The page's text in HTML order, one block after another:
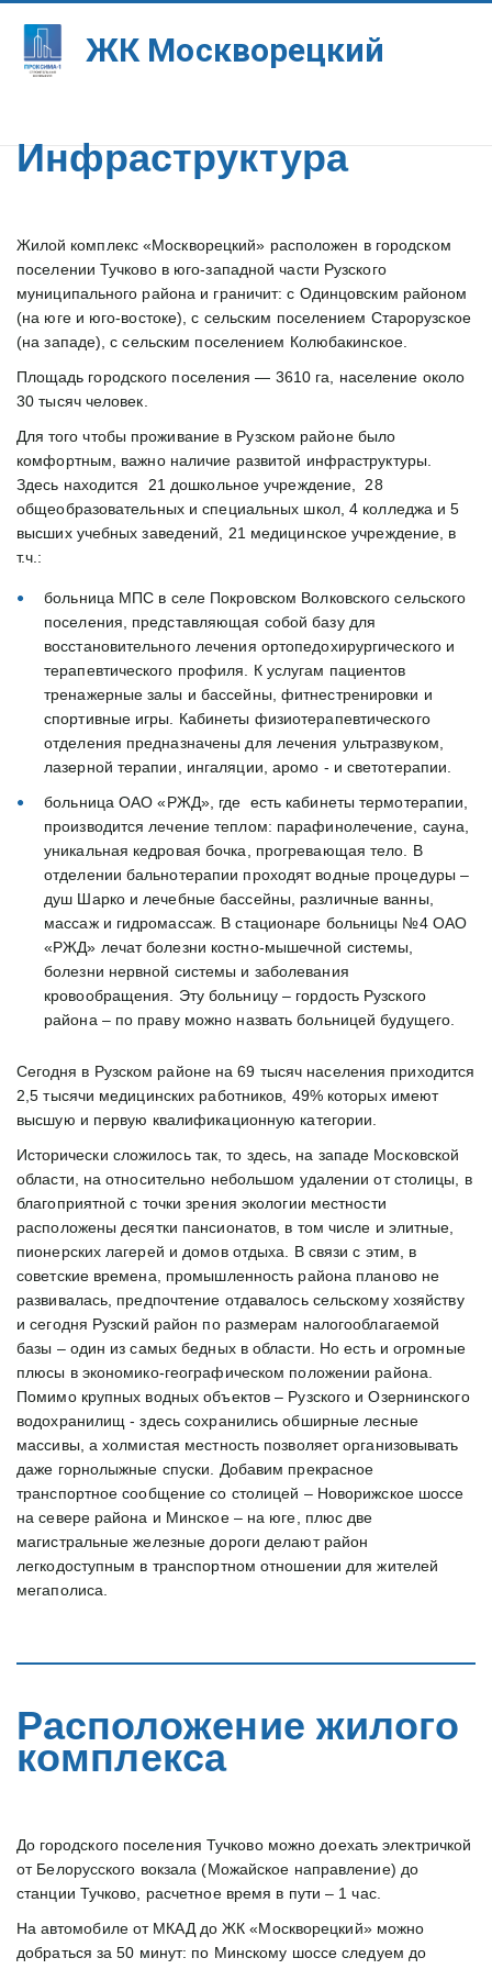
ЖК Москворе­­­­цкий
Инфраструктура
Жилой комплекс «Москворецкий» расположен в городском
поселении Тучково в юго-западной части Рузского
муниципального района и граничит: с Одинцовским районом
(на юге и юго-востоке), с сельским поселением Старорузское
(на западе), с сельским поселением Колюбакинское.
Площадь городского поселения — 3610 га, население около
30 тысяч человек.
Для того чтобы проживание в Рузском районе было
комфортным, важно наличие развитой инфраструктуры.
Здесь находится  21 дошкольное учреждение,  28
общеобразовательных и специальных школ, 4 колледжа и 5
высших учебных заведений, 21 медицинское учреждение, в
т.ч.:
больница МПС в селе Покровском Волковского сельского
поселения, представляющая собой базу для
восстановительного лечения ортопедохирургического и
терапевтического профиля. К услугам пациентов
тренажерные залы и бассейны, фитнестренировки и
спортивные игры. Кабинеты физиотерапевтического
отделения предназначены для лечения ультразвуком,
лазерной терапии, ингаляции, аромо - и светотерапии.
больница ОАО «РЖД», где  есть кабинеты термотерапии,
производится лечение теплом: парафинолечение, сауна,
уникальная кедровая бочка, прогревающая тело. В
отделении бальнотерапии проходят водные процедуры –
душ Шарко и лечебные бассейны, различные ванны,
массаж и гидромассаж. В стационаре больницы №4 ОАО
«РЖД» лечат болезни костно-мышечной системы,
болезни нервной системы и заболевания
кровообращения. Эту больницу – гордость Рузского
района – по праву можно назвать больницей будущего.
Сегодня в Рузском районе на 69 тысяч населения приходится
2,5 тысячи медицинских работников, 49% которых имеют
высшую и первую квалификационную категории.
Исторически сложилось так, то здесь, на западе Московской
области, на относительно небольшом удалении от столицы, в
благоприятной с точки зрения экологии местности
расположены десятки пансионатов, в том числе и элитные,
пионерских лагерей и домов отдыха. В связи с этим, в
советские времена, промышленность района планово не
развивалась, предпочтение отдавалось сельскому хозяйству
и сегодня Рузский район по размерам налогооблагаемой
базы – один из самых бедных в области. Но есть и огромные
плюсы в экономико-географическом положении района.
Помимо крупных водных объектов – Рузского и Озернинского
водохранилищ - здесь сохранились обширные лесные
массивы, а холмистая местность позволяет организовывать
даже горнолыжные спуски. Добавим прекрасное
транспортное сообщение со столицей – Новорижское шоссе
на севере района и Минское – на юге, плюс две
магистральные железные дороги делают район
легкодоступным в транспортном отношении для жителей
мегаполиса.
Расположение жилого
комплекса
До городского поселения Тучково можно доехать электричкой
от Белорусского вокзала (Можайское направление) до
станции Тучково, расчетное время в пути – 1 час.
На автомобиле от МКАД до ЖК «Москворецкий» можно
добраться за 50 минут: по Минскому шоссе следуем до